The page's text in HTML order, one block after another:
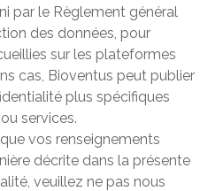
par le Règlement général
des données, pour
sur les plateformes
cas, Bioventus peut publier
plus spécifiques
services.
vos renseignements
décrite dans la présente
veuillez ne pas nous